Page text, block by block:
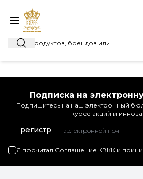
Поиск
Подписка на
Подпишитесь на наш электронный
курсе акций и
регистр
Я прочитал Соглашение КВКК и